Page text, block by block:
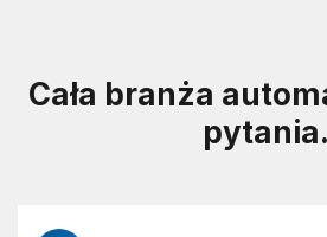
Cała branża
pytania.